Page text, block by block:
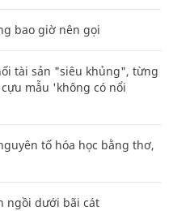
bao giờ nên gọi
tài sản "siêu khủng", từng
mẫu 'không có nổi
tố hóa học bằng thơ,
ngồi dưới bãi cát